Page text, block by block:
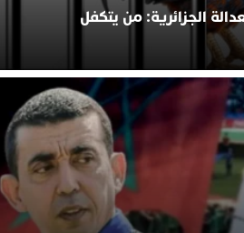
الجزائرية: من يتكفل